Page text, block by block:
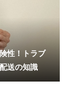
性！トラブ
送の知識